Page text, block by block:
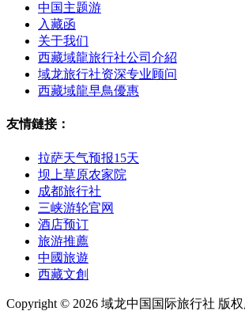
中国主题游
入藏函
关于我们
西藏域龍旅行社公司介紹
域龙旅行社资深专业顾问
西藏域龍早鳥優惠
友情鏈接：
拉萨天气预报15天
坝上草原农家院
成都旅行社
三峡游轮官网
酒店预订
旅游推薦
中國旅遊
西藏文創
Copyright © 2026 域龙中国国际旅行社 版